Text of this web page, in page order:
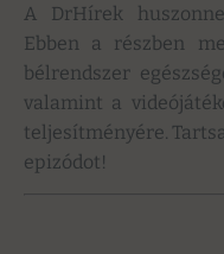
A DrHírek
Ebben a részben
bélrendszer
valamint a
teljesítményére.
epizódot!